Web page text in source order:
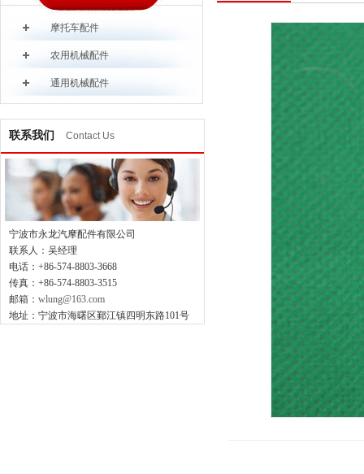
1
摩托车配件
农用机械配件
通用机械配件
联系我们 Contact Us
宁波市永龙汽摩配件有限公司
联系人：吴经理
电话：+86-574-8803-3668
传真：+86-574-8803-3515
邮箱： wlung@163.com
地址：宁波市海曙区鄞江镇四明东路101号